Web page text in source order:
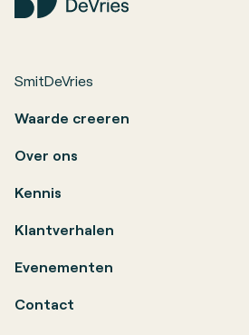
SmitDeVries
Waarde creeren
Over ons
Kennis
Klantverhalen
Evenementen
Contact